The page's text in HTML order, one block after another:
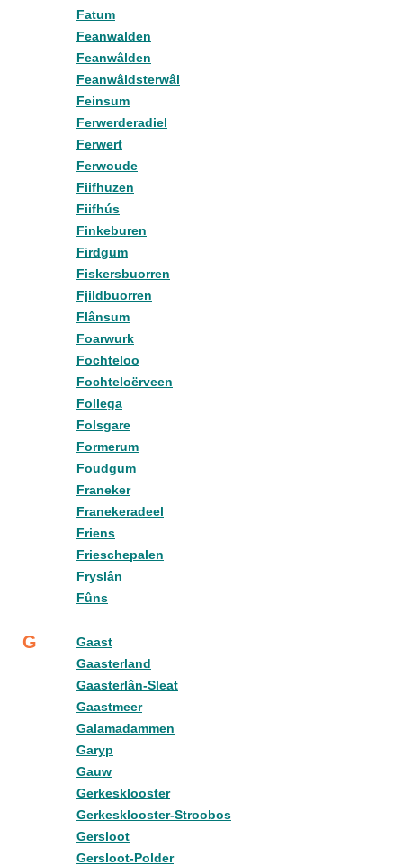
Fatum
Feanwalden
Feanwâlden
Feanwâldsterwâl
Feinsum
Ferwerderadiel
Ferwert
Ferwoude
Fiifhuzen
Fiifhús
Finkeburen
Firdgum
Fiskersbuorren
Fjildbuorren
Flânsum
Foarwurk
Fochteloo
Fochteloërveen
Follega
Folsgare
Formerum
Foudgum
Franeker
Franekeradeel
Friens
Frieschepalen
Fryslân
Fûns
G
Gaast
Gaasterland
Gaasterlân-Sleat
Gaastmeer
Galamadammen
Garyp
Gauw
Gerkesklooster
Gerkesklooster-Stroobos
Gersloot
Gersloot-Polder